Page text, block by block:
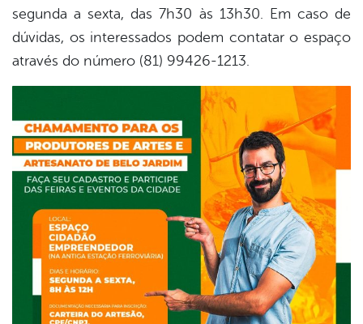
segunda a sexta, das 7h30 às 13h30. Em caso de
dúvidas, os interessados podem contatar o espaço
através do número (81) 99426-1213.